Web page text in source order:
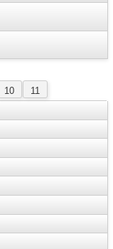
10
11